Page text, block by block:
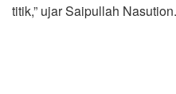
titik,” ujar Saipullah Nasution.